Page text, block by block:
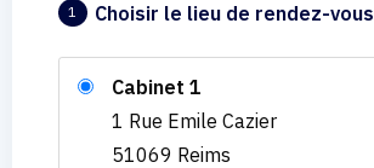
1 Choisir le lieu de rendez-vous
Cabinet 1
1 Rue Emile Cazier
51069 Reims